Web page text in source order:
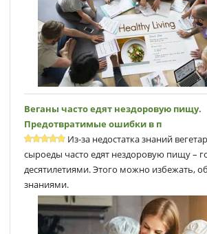
Веганы часто едят нездоровую пищу.
Предотвратимые ошибки в п
Из-за недостатка знаний
сыроеды часто едят нездоровую пищу –
десятилетиями. Этого можно избежать,
знаниями.